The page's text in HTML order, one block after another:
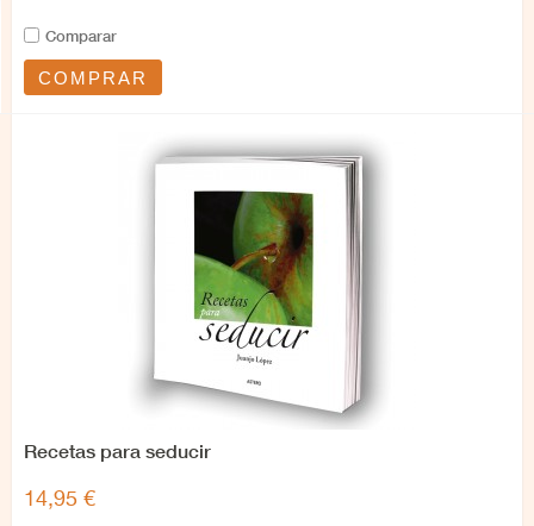
Comparar
COMPRAR
Recetas para seducir
14,95 €